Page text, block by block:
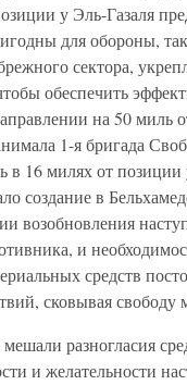
у Эль-Газаля
для обороны,
сектора,
обеспечить
на 50 миль
1-я бригада
в 16 милях от
создание в
возобновления
и
средств
сковывая свободу
разногласия
и желательности